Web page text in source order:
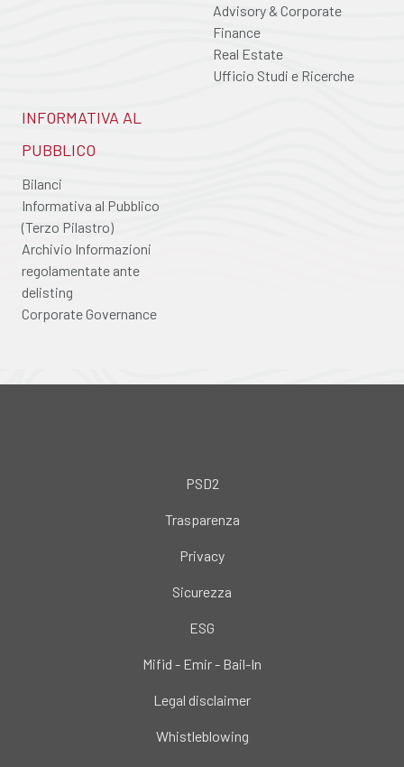
Advisory & Corporate
Finance
Real Estate
Ufficio Studi e Ricerche
INFORMATIVA AL
PUBBLICO
Bilanci
Informativa al Pubblico
(Terzo Pilastro)
Archivio Informazioni
regolamentate ante
delisting
Corporate Governance
PSD2
Trasparenza
Privacy
Sicurezza
ESG
Mifid - Emir - Bail-In
Legal disclaimer
Whistleblowing